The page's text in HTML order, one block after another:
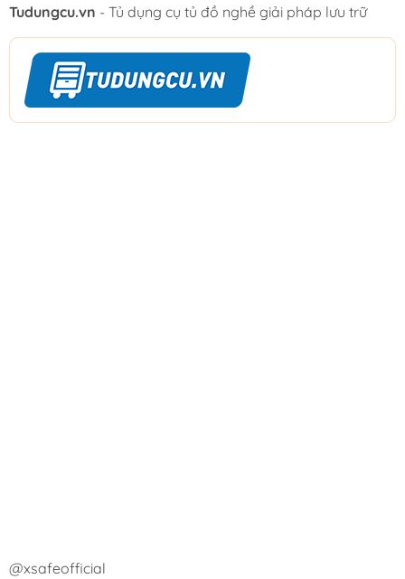
Tudungcu.vn - Tủ dụng cụ tủ đồ nghề giải pháp lưu trữ
@xsafeofficial